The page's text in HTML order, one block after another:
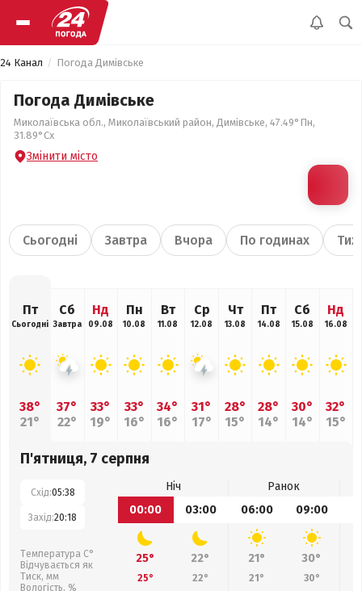
24 Канал Погода Димівське
Погода Димівське
Миколаївська обл., Миколаївський район, Димівське, 47.49°Пн,
31.89°Сх
Змінити місто
Сьогодні Завтра Вчора По годинах
Пт
Сьогодні
38°
21°
Сб
Завтра
37°
22°
Нд
09.08
33°
19°
Пн
10.08
33°
16°
Вт
11.08
34°
16°
Ср
12.08
31°
17°
Чт
13.08
28°
15°
Пт
14.08
28°
14°
Сб
15.08
30°
14°
Нд
16.08
32°
15°
П'ятниця, 7 серпня
Схід:05:38
Захід:20:18
Температура С°
Відчувається як
Тиск, мм
Вологість, %
Ніч
Ранок
00:00
03:00 06:00 09:00
25° 22° 21° 30°
25° 22° 21° 30°